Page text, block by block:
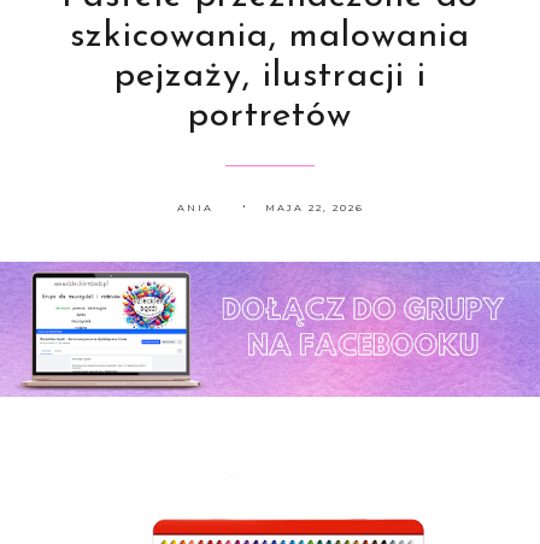
szkicowania, malowania
pejzaży, ilustracji i
portretów
ANIA MAJA 22, 2026